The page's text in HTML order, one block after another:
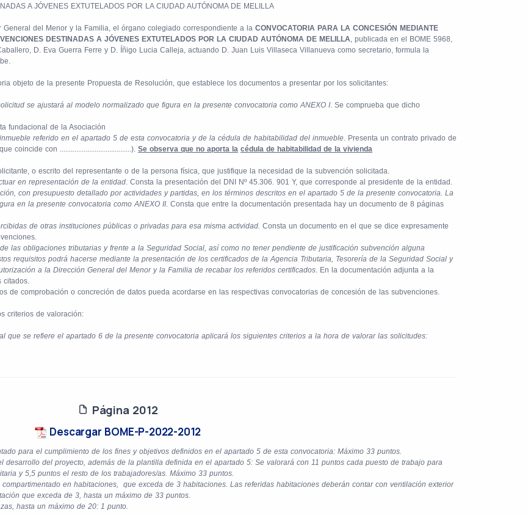
A JÓVENES EXTUTELADOS POR LA CIUDAD AUTÓNOMA DE MELILLA
General del Menor y la Familia, el órgano colegiado correspondiente a la CONVOCATORIA PARA LA CONCESIÓN MEDIANTE
DESTINADAS A JÓVENES EXTUTELADOS POR LA CIUDAD AUTÓNOMA DE MELILLA , publicada en el BOME 5968,
D. Eva Guerra Ferre y D. Íñigo Lucia Calleja, actuando D. Juan Luis Villaseca Villanueva como secretario, formula la
objeto de la presente Propuesta de Resolución, que establece los documentos a presentar por los solicitantes:
se ajustará al modelo normalizado que figura en la presente convocatoria como ANEXO I . Se comprueba que dicho
fundacional de la Asociación
referido en el apartado 5 de esta convocatoria y de la cédula de habitabilidad del inmueble . Presenta un contrato privado de
coincide con .......................................). Se observa que no aporta la cédula de habitabilidad de la vivienda
o escrito del representante o de la persona física, que justifique la necesidad de la subvención solicitada.
en representación de la entidad . Consta la presentación del DNI Nº 45.306. 901 Y, que corresponde al presidente de la entidad.
con presupuesto detallado por actividades y partidas, en los términos descritos en el apartado 5 de la presente convocatoria. La
en la presente convocatoria como ANEXO II . Consta que entre la documentación presentada hay un documento de 8 páginas
de otras instituciones públicas o privadas para esa misma actividad. Consta un documento en el que se dice expresamente
las obligaciones tributarias y frente a la Seguridad Social, así como no tener pendiente de justificación subvención alguna
requisitos podrá hacerse mediante la presentación de los certificados de la Agencia Tributaria, Tesorería de la Seguridad Social y
a la Dirección General del Menor y la Familia de recabar los referidos certificados . En la documentación adjunta a la
de comprobación o concreción de datos pueda acordarse en las respectivas convocatorias de concesión de las subvenciones.
criterios de valoración:
que se refiere el apartado 6 de la presente convocatoria aplicará los siguientes criterios a la hora de valorar las solicitudes:
Página 2012
Descargar BOME-P-2022-2012
para el cumplimiento de los fines y objetivos definidos en el apartado 5 de esta convocatoria: Máximo 33 puntos.
desarrollo del proyecto, además de la plantilla definida en el apartado 5: Se valorará con 11 puntos cada puesto de trabajo para
y 5,5 puntos el resto de los trabajadores/as. Máximo 33 puntos.
en habitaciones,
que exceda de 3 habitaciones. Las referidas habitaciones deberán contar con ventilación exterior
que exceda de 3, hasta un máximo de 33 puntos.
hasta un máximo de 20: 1 punto.